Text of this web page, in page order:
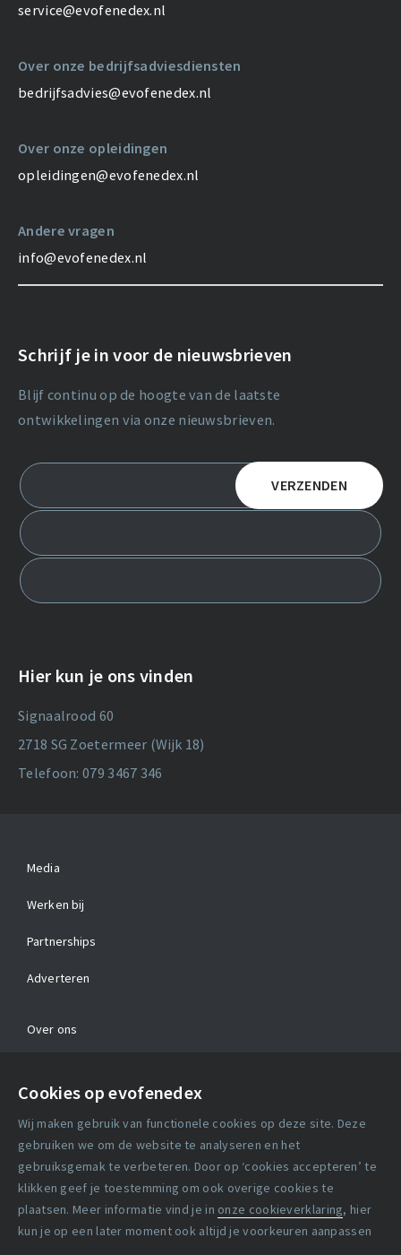
Cookies op evofenedex
Wij maken gebruik van functionele cookies op deze site. Deze
gebruiken we om de website te analyseren en het
gebruiksgemak te verbeteren. Door op ‘cookies accepteren’ te
klikken geef je toestemming om ook overige cookies te
plaatsen. Meer informatie vind je in onze cookieverklaring, hier
kun je op een later moment ook altijd je voorkeuren aanpassen
service@evofenedex.nl
Over onze bedrijfsadviesdiensten
bedrijfsadvies@evofenedex.nl
Over onze opleidingen
opleidingen@evofenedex.nl
Andere vragen
info@evofenedex.nl
Schrijf je in voor de nieuwsbrieven
Blijf continu op de hoogte van de laatste
ontwikkelingen via onze nieuwsbrieven.
Hier kun je ons vinden
Signaalrood 60
2718 SG Zoetermeer (Wijk 18)
Telefoon: 079 3467 346
Media
Werken bij
Partnerships
Adverteren
Over ons
Algemene voorwaarden
Cookie verklaring
Copyright statement
Lidmaatschapsvoorwaarden